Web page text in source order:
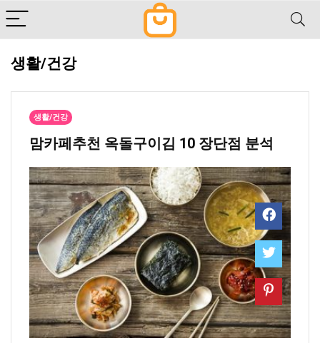
생활/건강
생활/건강
맘카페추천 ​옥돌구이김 10 장단점 분석